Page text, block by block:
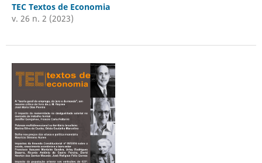
TEC Textos de Economia
v. 26 n. 2 (2023)